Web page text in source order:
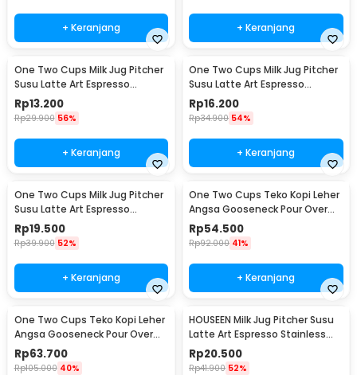
+ Keranjang + Keranjang
One Two Cups Milk Jug Pitcher
Susu Latte Art Espresso
Stainless Steel 1.5oz - S06HG
Rp13.200
Rp29.900 56%
+ Keranjang
One Two Cups Milk Jug Pitcher
Susu Latte Art Espresso
Stainless Steel 3oz - S06HG
Rp16.200
Rp34.900 54%
+ Keranjang
One Two Cups Milk Jug Pitcher
Susu Latte Art Espresso
Stainless Steel 5oz - S06HG
Rp19.500
Rp39.900 52%
+ Keranjang
One Two Cups Teko Kopi Leher
Angsa Gooseneck Pour Over
Drip Kettle 250ml - AA049
Rp54.500
Rp92.000 41%
+ Keranjang
One Two Cups Teko Kopi Leher
Angsa Gooseneck Pour Over
Drip Kettle 350ml - AA049
Rp63.700
Rp105.000 40%
HOUSEEN Milk Jug Pitcher Susu
Latte Art Espresso Stainless
Steel 55ml - DL060
Rp20.500
Rp41.900 52%